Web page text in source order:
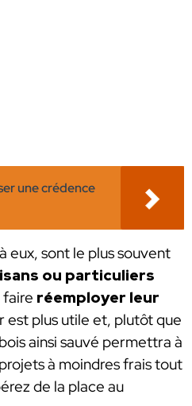
une crédence
eux, sont le plus souvent
ou particuliers
réemployer leur
est plus utile et, plutôt que
ainsi sauvé permettra à
à moindres frais tout
de la place au